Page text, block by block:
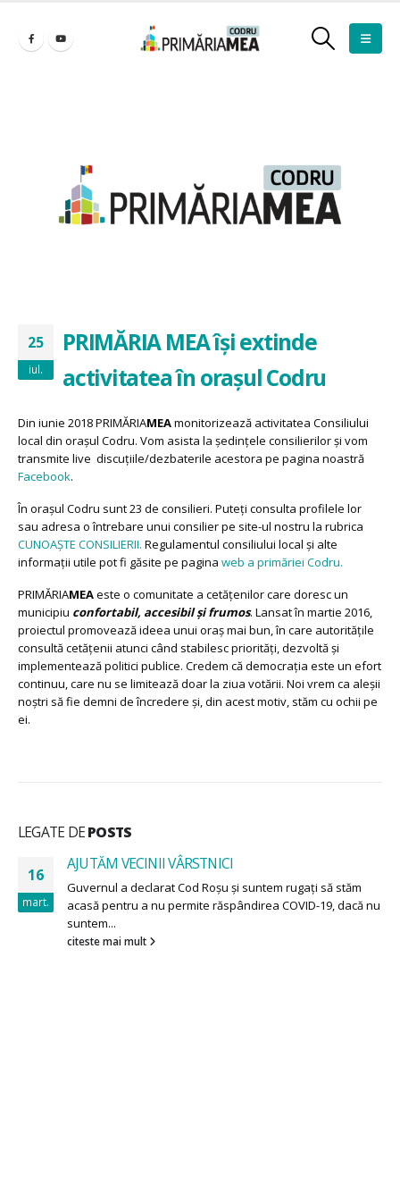
25
iul.
PRIMĂRIA MEA își extinde
activitatea în orașul Codru
Din iunie 2018 PRIMĂRIAMEAmonitorizează activitatea Consiliului
local din orașul Codru. Vom asista la ședințele consilierilor și vom
transmite live discuțiile/dezbaterile acestora pe pagina noastră
Facebook.
În orașul Codru sunt 23 de consilieri. Puteți consulta profilele lor
sau adresa o întrebare unui consilier pe site-ul nostru la rubrica
CUNOAȘTE CONSILIERII. Regulamentul consiliului local și alte
informații utile pot fi găsite pe pagina web a primăriei Codru.
PRIMĂRIAMEAeste o comunitate a cetățenilor care doresc un
municipiu confortabil, accesibil și frumos. Lansat în martie 2016,
proiectul promovează ideea unui oraș mai bun, în care autoritățile
consultă cetățenii atunci când stabilesc priorități, dezvoltă și
implementează politici publice. Credem că democrația este un efort
continuu, care nu se limitează doar la ziua votării. Noi vrem ca aleșii
noștri să fie demni de încredere și, din acest motiv, stăm cu ochii pe
ei.
LEGATE DEPOSTS
16
mart.
AJUTĂM VECINII VÂRSTNICI
Guvernul a declarat Cod Roșu și suntem rugați să stăm
acasă pentru a nu permite răspândirea COVID-19, dacă nu
suntem...
citeste mai mult